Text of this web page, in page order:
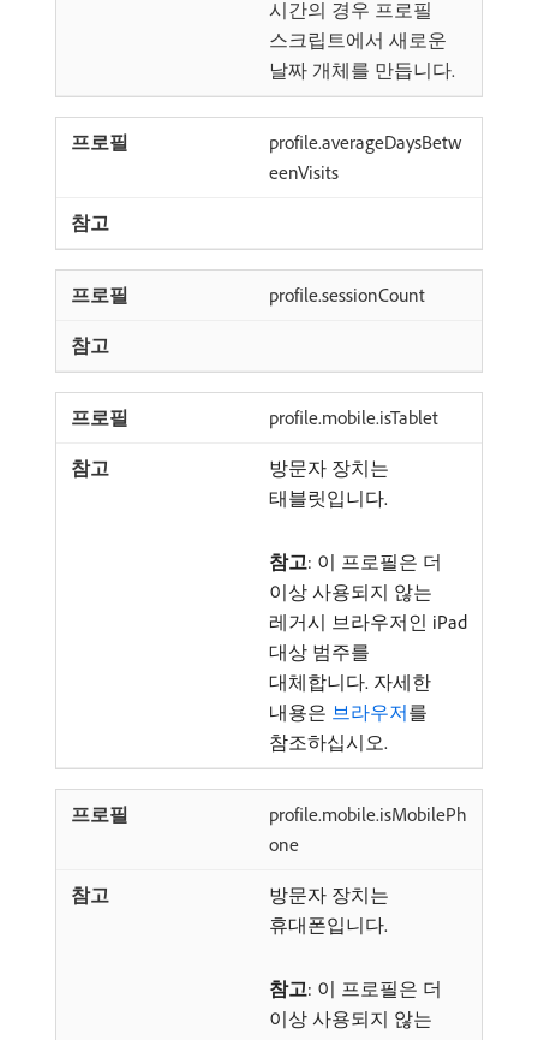
시간의 경우 프로필
스크립트에서 새로운
날짜 개체를 만듭니다.
profile.averageDaysBetw
eenVisits
profile.sessionCount
profile.mobile.isTablet
방문자 장치는
태블릿입니다.
참고: 이 프로필은 더
이상 사용되지 않는
레거시 브라우저인 iPad
대상 범주를
대체합니다. 자세한
내용은 브라우저를
참조하십시오.
profile.mobile.isMobilePh
one
방문자 장치는
휴대폰입니다.
참고: 이 프로필은 더
이상 사용되지 않는